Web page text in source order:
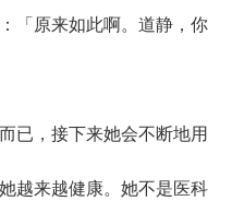
原来如此啊。道静，你
，接下来她会不断地用
越来越健康。她不是医科